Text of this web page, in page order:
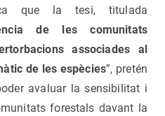
que la tesi, titulada
de les comunitats
associades al
de les espècies”, pretén
avaluar la sensibilitat i
forestals davant la